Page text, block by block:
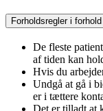
Forholdsregler i
De fleste
af tiden kan
Hvis du
Undgå at gå i
er i tættere
Det er tilladt at